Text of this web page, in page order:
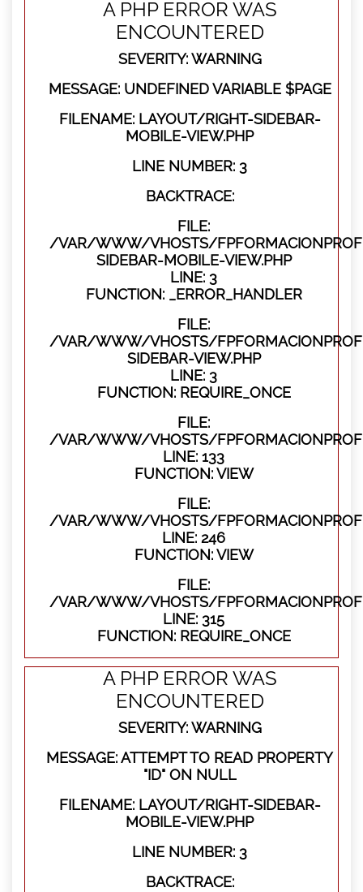
A PHP ERROR WAS
ENCOUNTERED
SEVERITY: WARNING
MESSAGE: UNDEFINED VARIABLE $PAGE
FILENAME: LAYOUT/RIGHT-SIDEBAR-
MOBILE-VIEW.PHP
LINE NUMBER: 3
BACKTRACE:
FILE:
/VAR/WWW/VHOSTS/
SIDEBAR-MOBILE-VIEW.PHP
LINE: 3
FUNCTION: _ERROR_HANDLER
FILE:
/VAR/WWW/VHOSTS/
SIDEBAR-VIEW.PHP
LINE: 3
FUNCTION: REQUIRE_ONCE
FILE:
/VAR/WWW/VHOSTS/
LINE: 133
FUNCTION: VIEW
FILE:
/VAR/WWW/VHOSTS/
LINE: 246
FUNCTION: VIEW
FILE:
/VAR/WWW/VHOSTS/
LINE: 315
FUNCTION: REQUIRE_ONCE
A PHP ERROR WAS
ENCOUNTERED
SEVERITY: WARNING
MESSAGE: ATTEMPT TO READ PROPERTY
"ID" ON NULL
FILENAME: LAYOUT/RIGHT-SIDEBAR-
MOBILE-VIEW.PHP
LINE NUMBER: 3
BACKTRACE: